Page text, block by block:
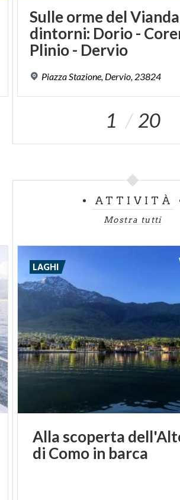
Sulle orme del
dintorni: Dorio -
Plinio - Dervio
Piazza Stazione, Dervio, 23824
1 20
ATTIVITÀ
Mostra tutti
Alla scoperta
di Como in barca
LAGHI